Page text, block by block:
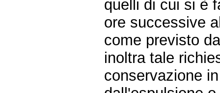
quelli di cui si è
ore successive
come previsto
inoltra tale
conservazione